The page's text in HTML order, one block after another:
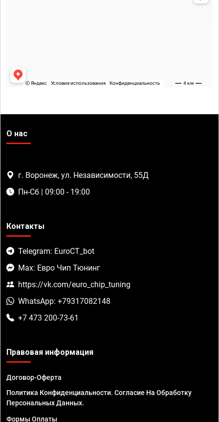
О нас
г. Воронеж, ул. Независимости, 55Д
Пн-Сб | 09:00 - 19:00
Контакты
Telegram: EuroCT_bot
Max: Евро Чип Тюнинг
https://vk.com/euro_chip_tuning
WhatsApp: +79317082148
+7 473 200-73-61
Правовая информация
Договор-Оферта
Политика Конфиденциальности. Согласие На Обработку
Персональных Данных.
Формы Оплаты